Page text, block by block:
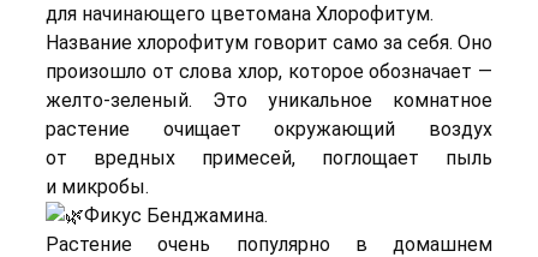
для начинающего цветомана Хлорофитум.
Название хлорофитум говорит само за себя. Оно
произошло от слова хлор, которое обозначает —
желто-зеленый. Это уникальное комнатное
растение очищает окружающий воздух
от вредных примесей, поглощает пыль
и микробы.
Фикус Бенджамина.
Растение очень популярно в домашнем